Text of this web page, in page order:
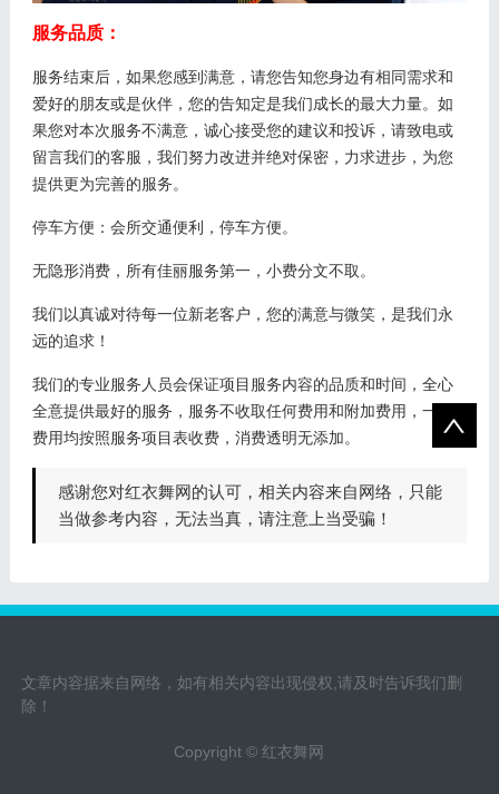
服务品质：
服务结束后，如果您感到满意，请您告知您身边有相同需求和
爱好的朋友或是伙伴，您的告知定是我们成长的最大力量。如
果您对本次服务不满意，诚心接受您的建议和投诉，请致电或
留言我们的客服，我们努力改进并绝对保密，力求进步，为您
提供更为完善的服务。
停车方便：会所交通便利，停车方便。
无隐形消费，所有佳丽服务第一，小费分文不取。
我们以真诚对待每一位新老客户，您的满意与微笑，是我们永
远的追求！
我们的专业服务人员会保证项目服务内容的品质和时间，全心
全意提供最好的服务，服务不收取任何费用和附加费用，一切
费用均按照服务项目表收费，消费透明无添加。
感谢您对红衣舞网的认可，相关内容来自网络，只能
当做参考内容，无法当真，请注意上当受骗！
文章内容据来自网络，如有相关内容出现侵权,请及时告诉我们删
除！
Copyright © 红衣舞网